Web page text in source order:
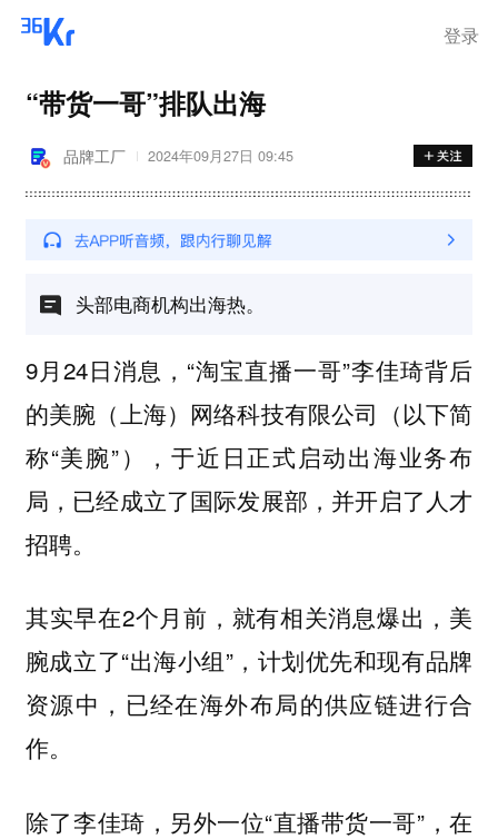
登录
“带货一哥”排队出海
品牌工厂 2024年09月27日 09:45
头部电商机构出海热。
9月24日消息，“淘宝直播一哥”李佳琦背后
的美腕（上海）网络科技有限公司（以下简
称“美腕”），于近日正式启动出海业务布
局，已经成立了国际发展部，并开启了人才
招聘。
其实早在2个月前，就有相关消息爆出，美
腕成立了“出海小组”，计划优先和现有品牌
资源中，已经在海外布局的供应链进行合
作。
除了李佳琦，另外一位“直播带货一哥”，在